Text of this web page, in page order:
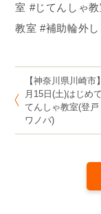
室 #じてんしゃ
教室 #補助輪外
【神奈川県川崎市
月15日(土)はじめ
てんしゃ教室(登戸
ワノバ)